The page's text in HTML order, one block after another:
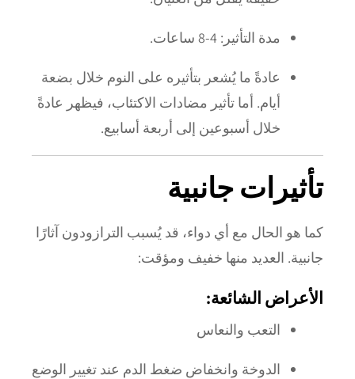
مدة التأثير: 4-8 ساعات.
عادةً ما يُشعر بتأثيره على النوم خلال بضعة
أيام. أما تأثير مضادات الاكتئاب، فيظهر عادةً
خلال أسبوعين إلى أربعة أسابيع.
تأثيرات جانبية
كما هو الحال مع أي دواء، قد يُسبب الترازودون آثارًا
جانبية. العديد منها خفيف ومؤقت:
الأعراض الشائعة:
التعب والنعاس
الدوخة وانخفاض ضغط الدم عند تغيير الوضع